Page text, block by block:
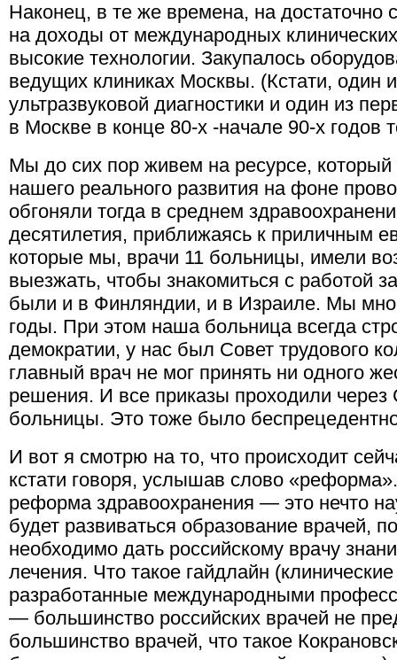
Наконец, в те же времена, на достаточно
на доходы от международных
высокие технологии. Закупалось
ведущих клиниках Москвы. (Кстати, один
ультразвуковой диагностики и один из
в Москве в конце 80-х -начале 90-х годов
Мы до сих пор живем на ресурсе,
нашего реального развития на фоне
обгоняли тогда в среднем
десятилетия, приближаясь к приличным
которые мы, врачи 11 больницы, имели
выезжать, чтобы знакомиться с работой
были и в Финляндии, и в Израиле. Мы
годы. При этом наша больница всегда
демократии, у нас был Совет трудового
главный врач не мог принять ни одного
решения. И все приказы проходили через
больницы. Это тоже было
И вот я смотрю на то, что происходит
кстати говоря, услышав слово
реформа здравоохранения — это нечто
будет развиваться образование врачей,
необходимо дать российскому врачу
лечения. Что такое гайдлайн
разработанные международными
— большинство российских врачей не
большинство врачей, что такое